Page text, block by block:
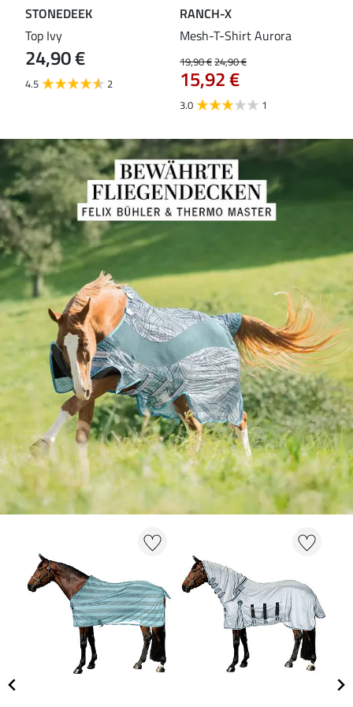
STONEDEEK
Top Ivy
24,90 €
4.5 2
RANCH-X
Mesh-T-Shirt Aurora
19,90 €24,90 €
15,92 €
3.0 1